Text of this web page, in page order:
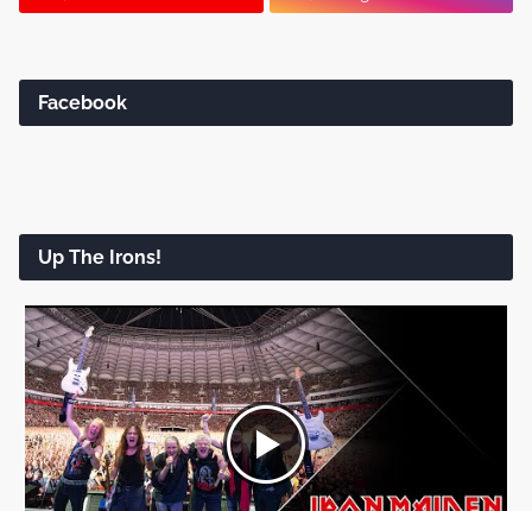
Facebook
Up The Irons!